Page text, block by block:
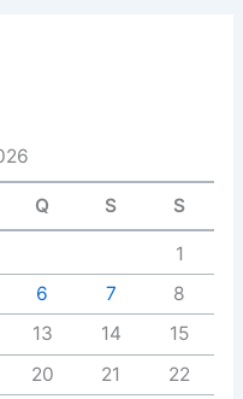
Q S S
1
6 7
8
13 14
15
20 21
22